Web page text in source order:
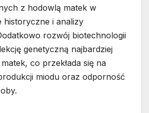
z hodowlą matek w
historyczne i analizy
rozwój biotechnologii
genetyczną najbardziej
co przekłada się na
miodu oraz odporność